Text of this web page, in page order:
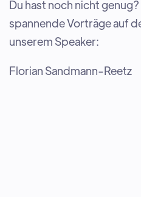
Du hast noch nicht
spannende Vorträge auf
unserem Speaker:
Florian Sandmann-Reetz